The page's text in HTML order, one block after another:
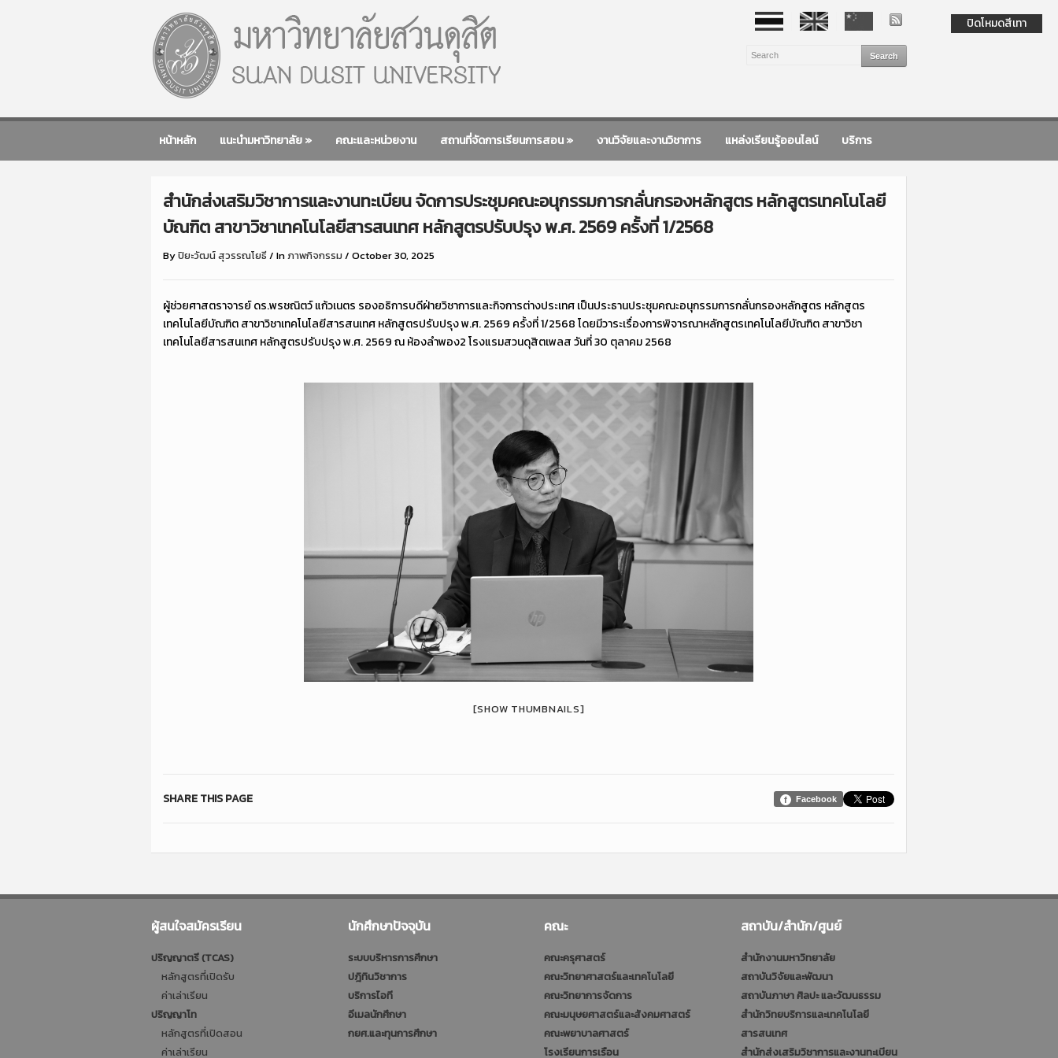
หน้าหลัก แนะนำมหาวิทยาลัย» คณะและหน่วยงาน สถานที่จัดการเรียนการสอน» งานวิจัยและงานวิชาการ แหล่งเรียนรู้ออนไลน์ บริการ
สำนักส่งเสริมวิชาการและงานทะเบียน จัดการประชุมคณะอนุกรรมการกลั่นกรองหลักสูตร หลักสูตรเทคโนโลยี
บัณฑิต สาขาวิชาเทคโนโลยีสารสนเทศ หลักสูตรปรับปรุง พ.ศ. 2569 ครั้งที่ 1/2568
Byปิยะวัฒน์ สุวรรณโยธี/ Inภาพกิจกรรม / October 30, 2025
ผู้ช่วยศาสตราจารย์ ดร.พรชณิตว์ แก้วเนตร รองอธิการบดีฝ่ายวิชาการและกิจการต่างประเทศ เป็นประธานประชุมคณะอนุกรรมการกลั่นกรองหลักสูตร หลักสูตร
เทคโนโลยีบัณฑิต สาขาวิชาเทคโนโลยีสารสนเทศ หลักสูตรปรับปรุง พ.ศ. 2569 ครั้งที่ 1/2568 โดยมีวาระเรื่องการพิจารณาหลักสูตรเทคโนโลยีบัณฑิต สาขาวิชา
เทคโนโลยีสารสนเทศ หลักสูตรปรับปรุง พ.ศ. 2569 ณ ห้องลำพอง2 โรงแรมสวนดุสิตเพลส วันที่ 30 ตุลาคม 2568
[SHOW THUMBNAILS]
Facebook
SHARE THIS PAGE
ผู้สนใจสมัครเรียน
ปริญญาตรี (TCAS)
หลักสูตรที่เปิดรับ
ค่าเล่าเรียน
ปริญญาโท
หลักสูตรที่เปิดสอน
ค่าเล่าเรียน
นักศึกษาปัจจุบัน
ระบบบริหารการศึกษา
ปฎิทินวิชาการ
บริการไอที
อีเมลนักศึกษา
กยศ.และทุนการศึกษา
คณะ
คณะครุศาสตร์
คณะวิทยาศาสตร์และเทคโนโลยี
คณะวิทยาการจัดการ
คณะมนุษยศาสตร์และสังคมศาสตร์
คณะพยาบาลศาสตร์
โรงเรียนการเรือน
สถาบัน/สำนัก/ศูนย์
สำนักงานมหาวิทยาลัย
สถาบันวิจัยและพัฒนา
สถาบันภาษา ศิลปะ และวัฒนธรรม
สำนักวิทยบริการและเทคโนโลยี
สารสนเทศ
สำนักส่งเสริมวิชาการและงานทะเบียน
ปิดโหมดสีเทา